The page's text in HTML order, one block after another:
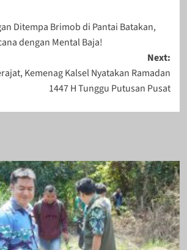
Ditempa Brimob di Pantai Batakan,
dengan Mental Baja!
Next:
Kemenag Kalsel Nyatakan Ramadan
1447 H Tunggu Putusan Pusat